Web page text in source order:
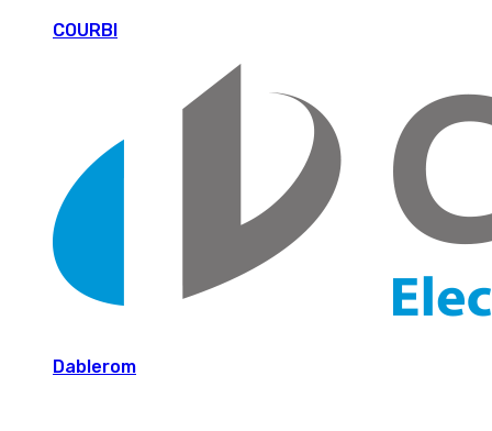
COURBI
Dablerom